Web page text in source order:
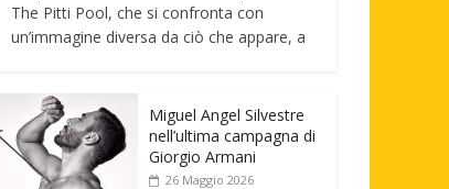
The Pitti Pool, che si confronta con
un’immagine diversa da ciò che appare, a
Miguel Angel Silvestre
nell’ultima campagna di
Giorgio Armani
26 Maggio 2026